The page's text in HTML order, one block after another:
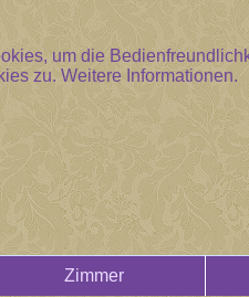
um die
zu.Weitere Informationen.
Zimmer